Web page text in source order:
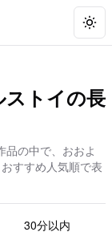
ストイの長
品の中で、おおよ
すすめ人気順で表
30分以内